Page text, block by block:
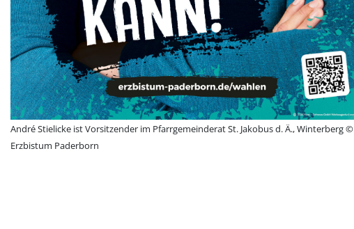
André Stielicke ist Vorsitzender im Pfarrgemeinderat St. Jakobus d. Ä., Winterberg ©
Erzbistum Paderborn